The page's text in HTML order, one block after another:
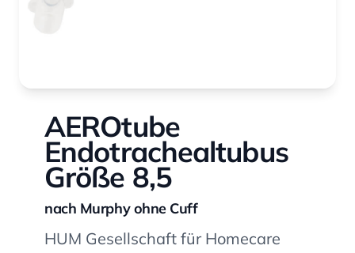
AEROtube
Endotrachealtubus
Größe 8,5
nach Murphy ohne Cuff
HUM Gesellschaft für Homecare